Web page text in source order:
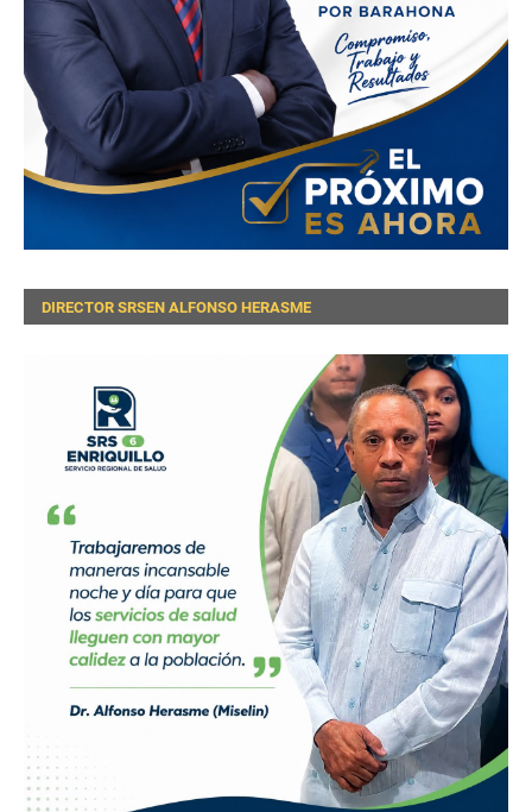
DIRECTOR SRSEN ALFONSO HERASME